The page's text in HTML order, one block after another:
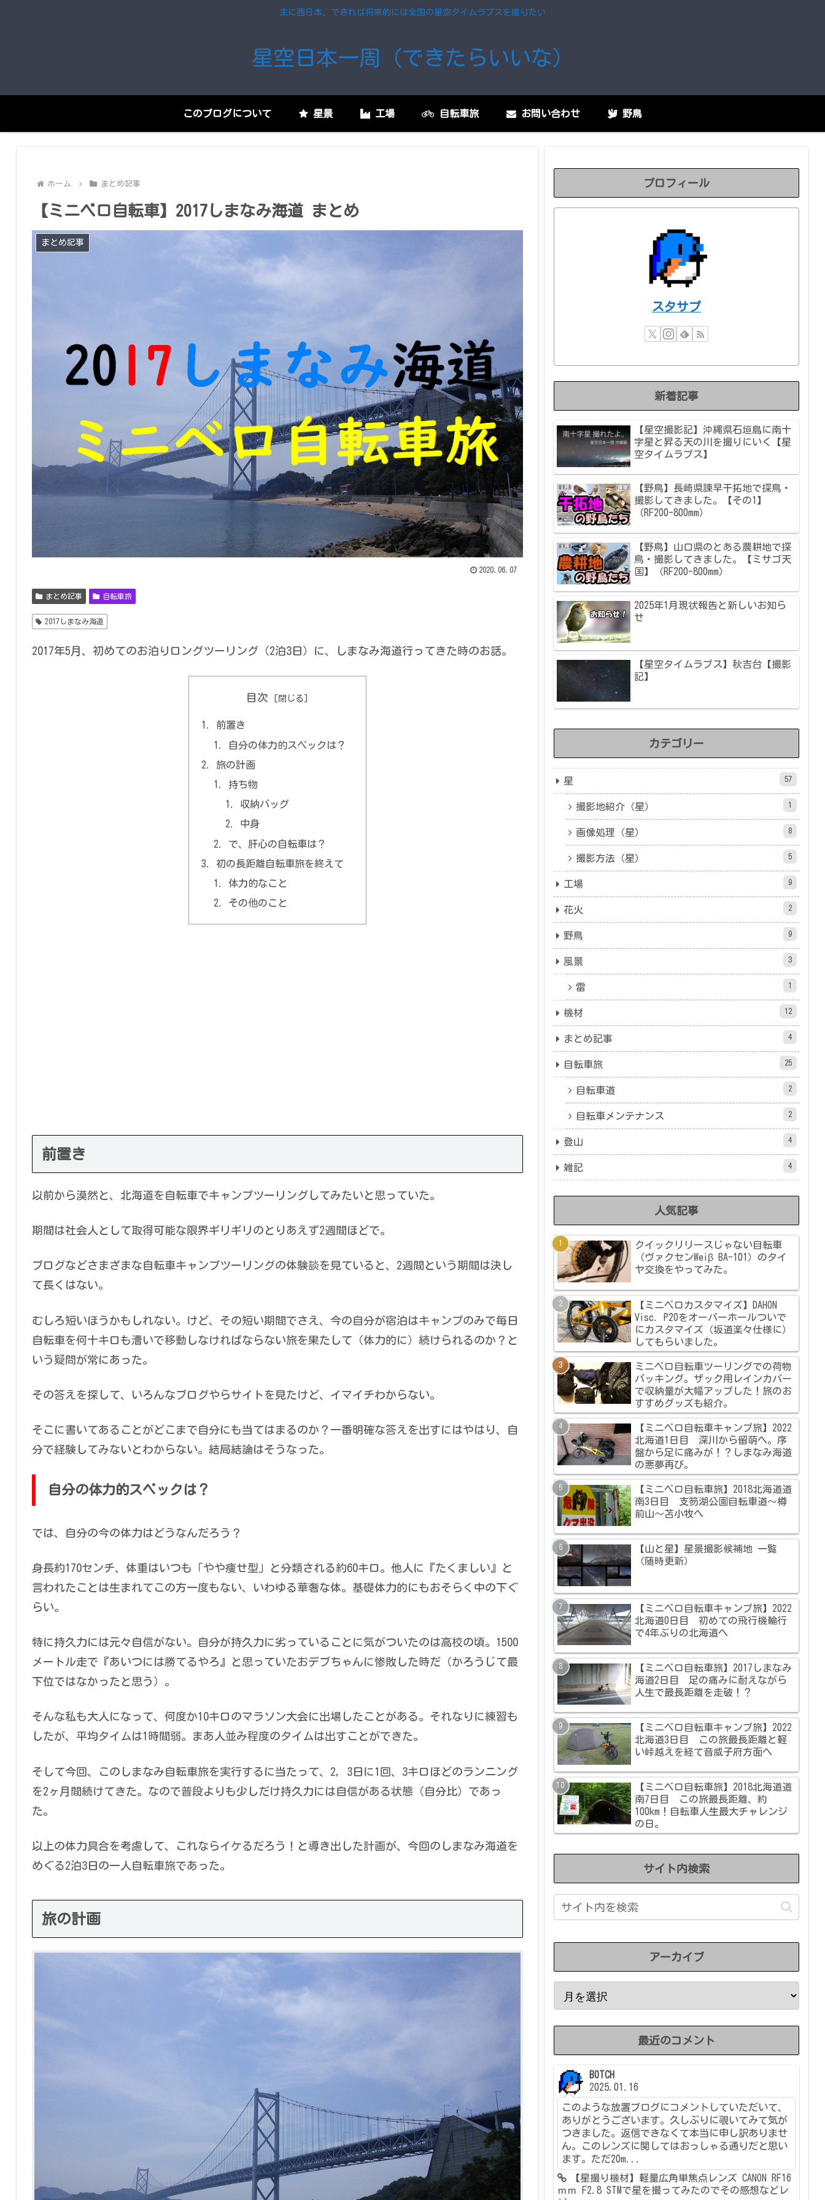
主に西日本、できれば将来的には全国の星空タイムラプスを撮りたい
星空日本一周（できたらいいな）
このブログについて 星景 工場 自転車旅 お問い合わせ 野鳥
ホーム まとめ記事
【ミニベロ自転車】2017しまなみ海道 まとめ
まとめ記事
2020.06.07
まとめ記事 自転車旅
2017しまなみ海道
2017年5月、初めてのお泊りロングツーリング（2泊3日）に、しまなみ海道行ってきた時のお話。
目次
前置き
自分の体力的スペックは？
旅の計画
持ち物
収納バッグ
中身
で、肝心の自転車は？
初の長距離自転車旅を終えて
体力的なこと
その他のこと
前置き
以前から漠然と、北海道を自転車でキャンプツーリングしてみたいと思っていた。
期間は社会人として取得可能な限界ギリギリのとりあえず2週間ほどで。
ブログなどさまざまな自転車キャンプツーリングの体験談を見ていると、2週間という期間は決し
て長くはない。
むしろ短いほうかもしれない。けど、その短い期間でさえ、今の自分が宿泊はキャンプのみで毎日
自転車を何十キロも漕いで移動しなければならない旅を果たして（体力的に）続けられるのか？と
いう疑問が常にあった。
その答えを探して、いろんなブログやらサイトを見たけど、イマイチわからない。
そこに書いてあることがどこまで自分にも当てはまるのか？一番明確な答えを出すにはやはり、自
分で経験してみないとわからない。結局結論はそうなった。
自分の体力的スペックは？
では、自分の今の体力はどうなんだろう？
身長約170センチ、体重はいつも「やや痩せ型」と分類される約60キロ。他人に『たくましい』と
言われたことは生まれてこの方一度もない、いわゆる華奢な体。基礎体力的にもおそらく中の下ぐ
らい。
特に持久力には元々自信がない。自分が持久力に劣っていることに気がついたのは高校の頃。1500
メートル走で『あいつには勝てるやろ』と思っていたおデブちゃんに惨敗した時だ（かろうじて最
下位ではなかったと思う）。
そんな私も大人になって、何度か10キロのマラソン大会に出場したことがある。それなりに練習も
したが、平均タイムは1時間弱。まあ人並み程度のタイムは出すことができた。
そして今回、このしまなみ自転車旅を実行するに当たって、2，3日に1回、3キロほどのランニング
を2ヶ月間続けてきた。なので普段よりも少しだけ持久力には自信がある状態（自分比）であっ
た。
以上の体力具合を考慮して、これならイケるだろう！と導き出した計画が、今回のしまなみ海道を
めぐる2泊3日の一人自転車旅であった。
旅の計画
プロフィール
スタサプ
新着記事
【星空撮影記】沖縄県石垣島に南十
字星と昇る天の川を撮りにいく【星
空タイムラプス】
【野鳥】長崎県諫早干拓地で探鳥・
撮影してきました。【その1】
（RF200-800mm）
【野鳥】山口県のとある農耕地で探
鳥・撮影してきました。【ミサゴ天
国】（RF200-800mm）
2025年1月現状報告と新しいお知ら
せ
【星空タイムラプス】秋吉台【撮影
記】
カテゴリー
星 57
撮影地紹介（星） 1
画像処理（星） 8
撮影方法（星） 5
工場 9
花火 2
野鳥 9
風景 3
雷 1
機材 12
まとめ記事 4
自転車旅 25
自転車道 2
自転車メンテナンス 2
登山 4
雑記 4
人気記事
クイックリリースじゃない自転車
（ヴァクセンWeiβ BA-101）のタイ
ヤ交換をやってみた。
【ミニベロカスタマイズ】DAHON
Visc. P20をオーバーホールついで
にカスタマイズ（坂道楽々仕様に）
してもらいました。
ミニベロ自転車ツーリングでの荷物
パッキング。ザック用レインカバー
で収納量が大幅アップした！旅のお
すすめグッズも紹介。
【ミニベロ自転車キャンプ旅】2022
北海道1日目 深川から留萌へ。序
盤から足に痛みが！？しまなみ海道
の悪夢再び。
【ミニベロ自転車旅】2018北海道道
南3日目 支笏湖公園自転車道～樽
前山～苫小牧へ
【山と星】星景撮影候補地 一覧
（随時更新）
【ミニベロ自転車キャンプ旅】2022
北海道0日目 初めての飛行機輪行
で4年ぶりの北海道へ
【ミニベロ自転車旅】2017しまなみ
海道2日目 足の痛みに耐えながら
人生で最長距離を走破！？
【ミニベロ自転車キャンプ旅】2022
北海道3日目 この旅最長距離と軽
い峠越えを経て音威子府方面へ
【ミニベロ自転車旅】2018北海道道
南7日目 この旅最長距離、約
100km！自転車人生最大チャレンジ
の日。
サイト内検索
アーカイブ
最近のコメント
BOTCH
2025.01.16
このような放置ブログにコメントしていただいて、
ありがとうございます。久しぶりに覗いてみて気が
つきました。返信できなくて本当に申し訳ありませ
ん。このレンズに関してはおっしゃる通りだと思い
ます。ただ20m...
【星撮り機材】軽量広角単焦点レンズ CANON RF16
ｍｍ F2.8 STMで星を撮ってみたのでその感想などレ